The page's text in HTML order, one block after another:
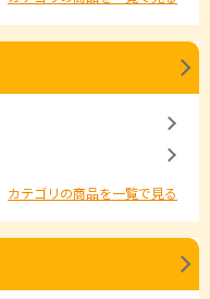
カテゴリの商品を一覧で見る